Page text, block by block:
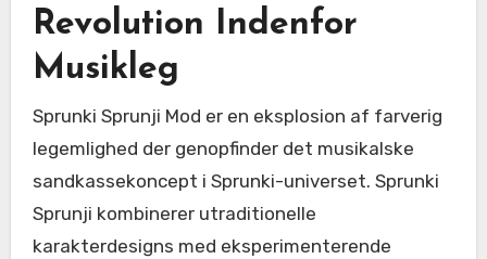
Revolution Indenfor
Musikleg
Sprunki Sprunji Mod er en eksplosion af farverig
legemlighed der genopfinder det musikalske
sandkassekoncept i Sprunki-universet. Sprunki
Sprunji kombinerer utraditionelle
karakterdesigns med eksperimenterende